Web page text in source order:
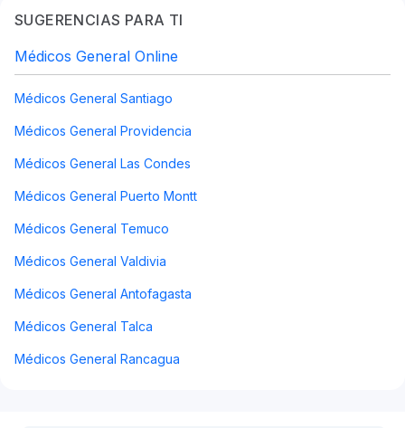
SUGERENCIAS PARA TI
Médicos General Online
Médicos General Santiago
Médicos General Providencia
Médicos General Las Condes
Médicos General Puerto Montt
Médicos General Temuco
Médicos General Valdivia
Médicos General Antofagasta
Médicos General Talca
Médicos General Rancagua